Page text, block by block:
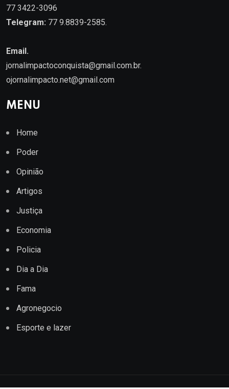
77 3422-3096
Telegram: 77 9.8839-2585.
Email.
jornalimpactoconquista@gmail.com.br.
ojornalimpacto.net@gmail.com
MENU
Home
Poder
Opinião
Artigos
Justiça
Economia
Policia
Dia a Dia
Fama
Agronegocio
Esporte e lazer